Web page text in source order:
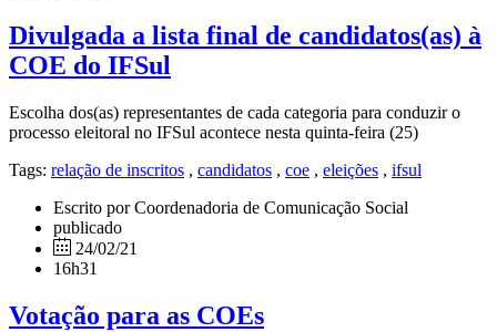
Divulgada a lista final de candidatos(as) à
COE do IFSul
Escolha dos(as) representantes de cada categoria para conduzir o
processo eleitoral no IFSul acontece nesta quinta-feira (25)
Tags: relação de inscritos , candidatos , coe , eleições , ifsul
Escrito por Coordenadoria de Comunicação Social
publicado
24/02/21
16h31
Votação para as COEs